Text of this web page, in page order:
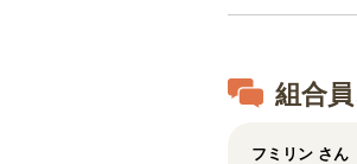
組合
フミリン さん